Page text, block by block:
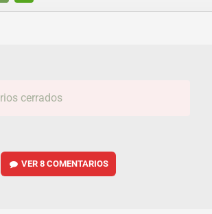
WHATSAPP
cerrados
VER8 COMENTARIOS